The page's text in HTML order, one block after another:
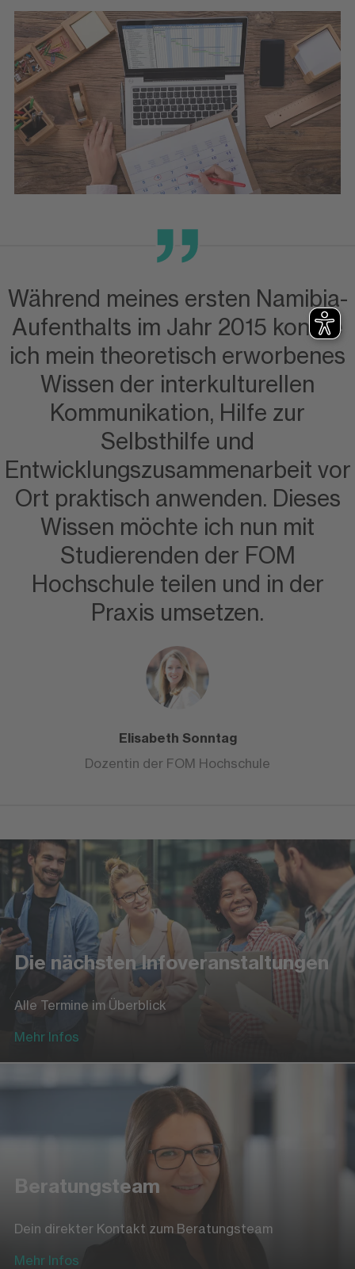
Während meines ersten Namibia-
Aufenthalts im Jahr 2015 konnte
ich mein theoretisch erworbenes
Wissen der interkulturellen
Kommunikation, Hilfe zur
Selbsthilfe und
Entwicklungszusammenarbeit vor
Ort praktisch anwenden. Dieses
Wissen möchte ich nun mit
Studierenden der FOM
Hochschule teilen und in der
Praxis umsetzen.
Elisabeth Sonntag
Dozentin der FOM Hochschule
Die nächsten Infoveranstaltungen
Alle Termine im Überblick
Mehr Infos
Beratungsteam
Dein direkter Kontakt zum Beratungsteam
Mehr Infos